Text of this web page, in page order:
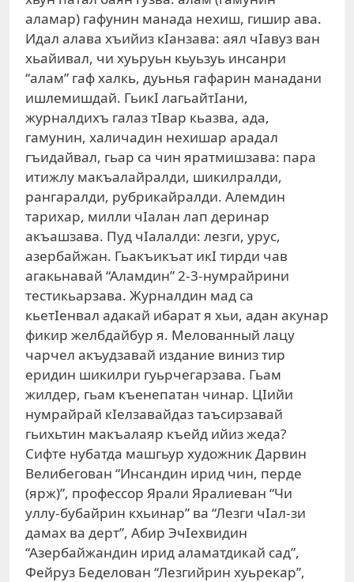
аламар) гафунин манада нехиш, гишир ава.
Идал алава хъийиз кIанзава: аял чIавуз ван
хьайивал, чи хуьруьн кьуьзуь инсанри
“алам” гаф халкь, дуьнья гафарин манадани
ишлемишдай. ГьикI лагьайтIани,
журналдихъ галаз тIвар кьазва, ада,
гамунин, халичадин нехишар арадал
гъидайвал, гьар са чин яратмишзава: пара
итижлу макъалайралди, шикилралди,
рангаралди, рубрикайралди. Алемдин
тарихар, милли чIалан лап деринар
акъашзава. Пуд чIалалди: лезги, урус,
азербайжан. Гьакъикъат икI тирди чав
агакьнавай “Аламдин” 2-3-нумрайрини
тестикьарзава. Журналдин мад са
кьетIенвал адакай ибарат я хьи, адан акунар
фикир желбдайбур я. Мелованный лацу
чарчел акъудзавай издание виниз тир
еридин шикилри гуьрчегарзава. Гьам
жилдер, гьам къенепатан чинар. ЦIийи
нумрайрай кIелзавайдаз таъсирзавай
гьихьтин макъалаяр къейд ийиз жеда?
Сифте нубатда машгьур художник Дарвин
Велибегован “Инсандин ирид чин, перде
(ярж)”, профессор Ярали Яралиеван “Чи
уллу-бубайрин кхьинар” ва “Лезги чIал-зи
дамах ва дерт”, Абир ЭчIехвидин
“Азербайжандин ирид аламатдикай сад”,
Фейруз Беделован “Лезгийрин хуьрекар”,